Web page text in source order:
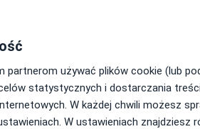
partnerom używać plików cookie (lub
statystycznych i dostarczania
W każdej chwili możesz
W ustawieniach znajdziesz